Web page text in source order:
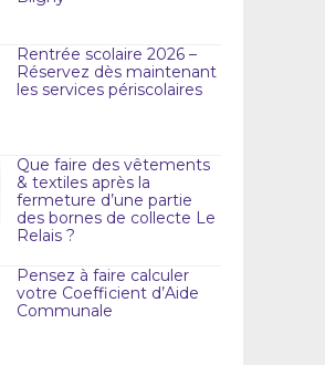
Rentrée scolaire 2026 –
Réservez dès maintenant
les services périscolaires
Que faire des vêtements
& textiles après la
fermeture d’une partie
des bornes de collecte Le
Relais ?
Pensez à faire calculer
votre Coefficient d’Aide
Communale